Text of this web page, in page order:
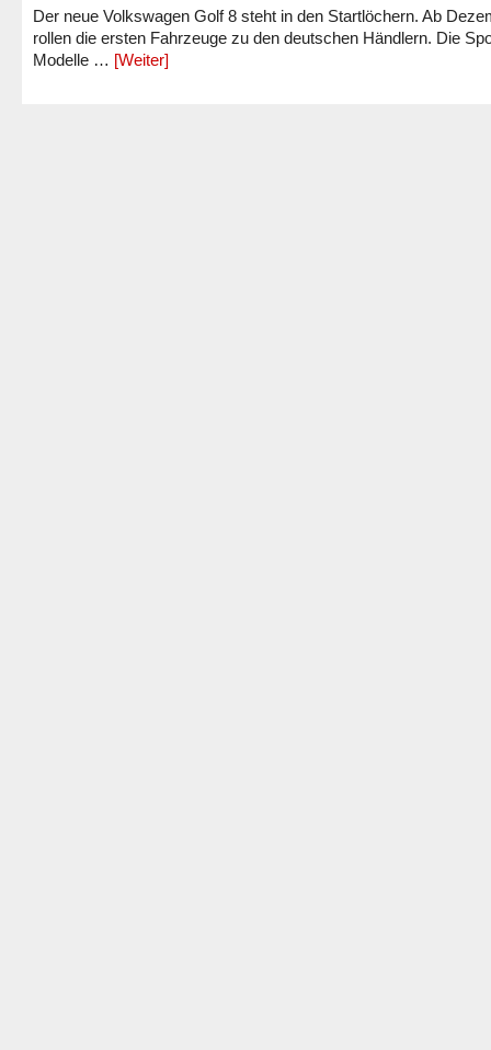
Der neue Volkswagen Golf 8 steht in den Startlöchern. Ab
rollen die ersten Fahrzeuge zu den deutschen Händlern. Die
Modelle … [Weiter]